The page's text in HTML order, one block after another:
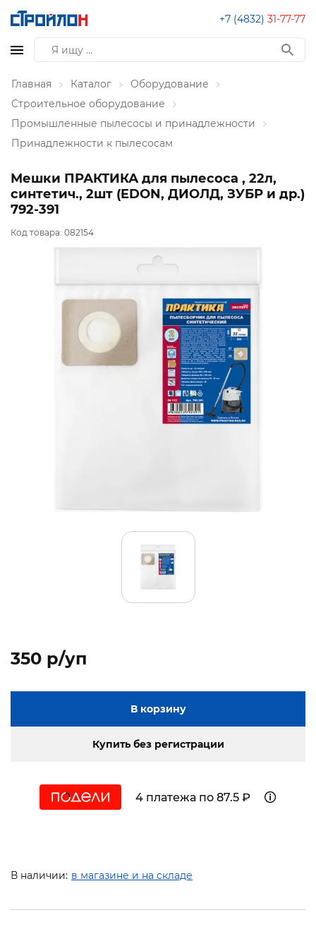
+7 (4832) 31-77-77
Главная Каталог
Оборудование
Строительное оборудование
Промышленные пылесосы и принадлежности
Принадлежности к пылесосам
Мешки ПРАКТИКА для пылесоса , 22л,
синтетич., 2шт (EDON, ДИОЛД, ЗУБР и др.)
792-391
Код товара: 082154
350 p/уп
В корзину
Купить без регистрации
4 платежа по 87.5 ₽
В наличии: в магазине и на складе